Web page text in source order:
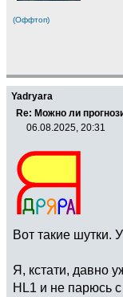
(Оффтоп)
Yadryara
Re: Можно ли
06.08.2025, 20:31
Вот такие шутки.
Я, кстати, давно
HL1 и не парюсь